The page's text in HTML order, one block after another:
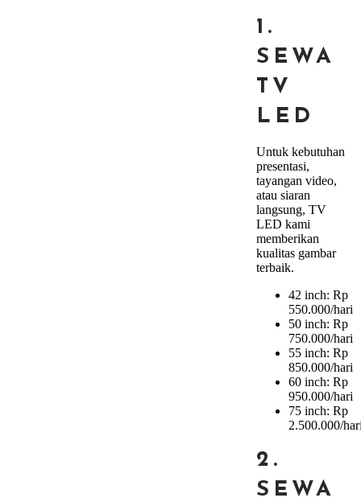
1.
SEWA
TV
LED
Untuk kebutuhan
presentasi,
tayangan video,
atau siaran
langsung, TV
LED kami
memberikan
kualitas gambar
terbaik.
42 inch: Rp
550.000/hari
50 inch: Rp
750.000/hari
55 inch: Rp
850.000/hari
60 inch: Rp
950.000/hari
75 inch: Rp
2.500.000/
2.
SEWA